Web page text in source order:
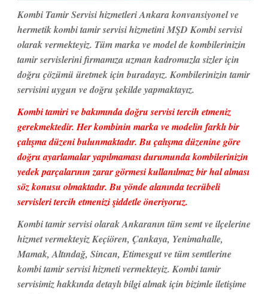
Kombi Tamir Servisi hizmetleri Ankara konvansiyonel ve
hermetik kombi tamir servisi hizmetini MŞD Kombi servisi
olarak vermekteyiz. Tüm marka ve model de kombilerinizin
tamir servislerini firmamıza uzman kadromuzla sizler için
doğru çözümü üretmek için buradayız. Kombilerinizin tamir
servisini uygun ve doğru şekilde yapmaktayız.
Kombi tamiri ve bakımında doğru servisi tercih etmeniz
gerekmektedir. Her kombinin marka ve modelin farklı bir
çalışma düzeni bulunmaktadır. Bu çalışma düzenine göre
doğru ayarlamalar yapılmaması durumunda kombilerinizin
yedek parçalarının zarar görmesi kullanılmaz bir hal alması
söz konusu olmaktadır. Bu yönde alanında tecrübeli
servisleri tercih etmenizi şiddetle öneriyoruz.
Kombi tamir servisi olarak Ankaranın tüm semt ve ilçelerine
hizmet vermekteyiz Keçiören, Çankaya, Yenimahalle,
Mamak, Altındağ, Sincan, Etimesgut ve tüm semtlerine
kombi tamir servisi hizmeti vermekteyiz. Kombi tamir
servisimiz hakkında detaylı bilgi almak için bizimle iletişime